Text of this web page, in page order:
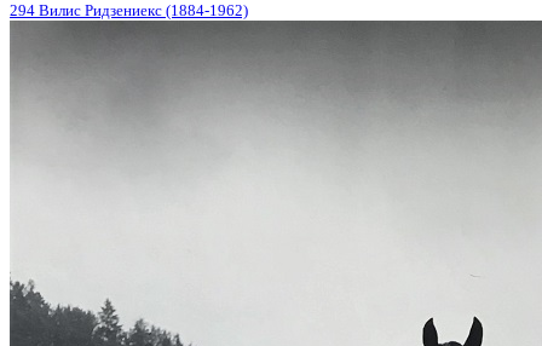
294 Вилис Ридзениекс (1884-1962)